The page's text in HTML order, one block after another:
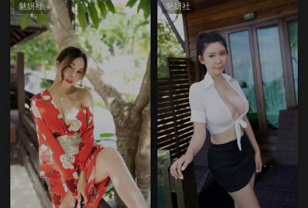
魅妍社 魅妍社